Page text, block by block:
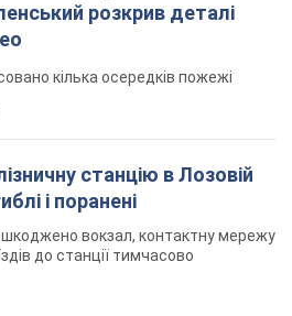
розкрив деталі
відео
кілька осередків пожежі
станцію в Лозовій
і поранені
вокзал, контактну мережу
до станції тимчасово